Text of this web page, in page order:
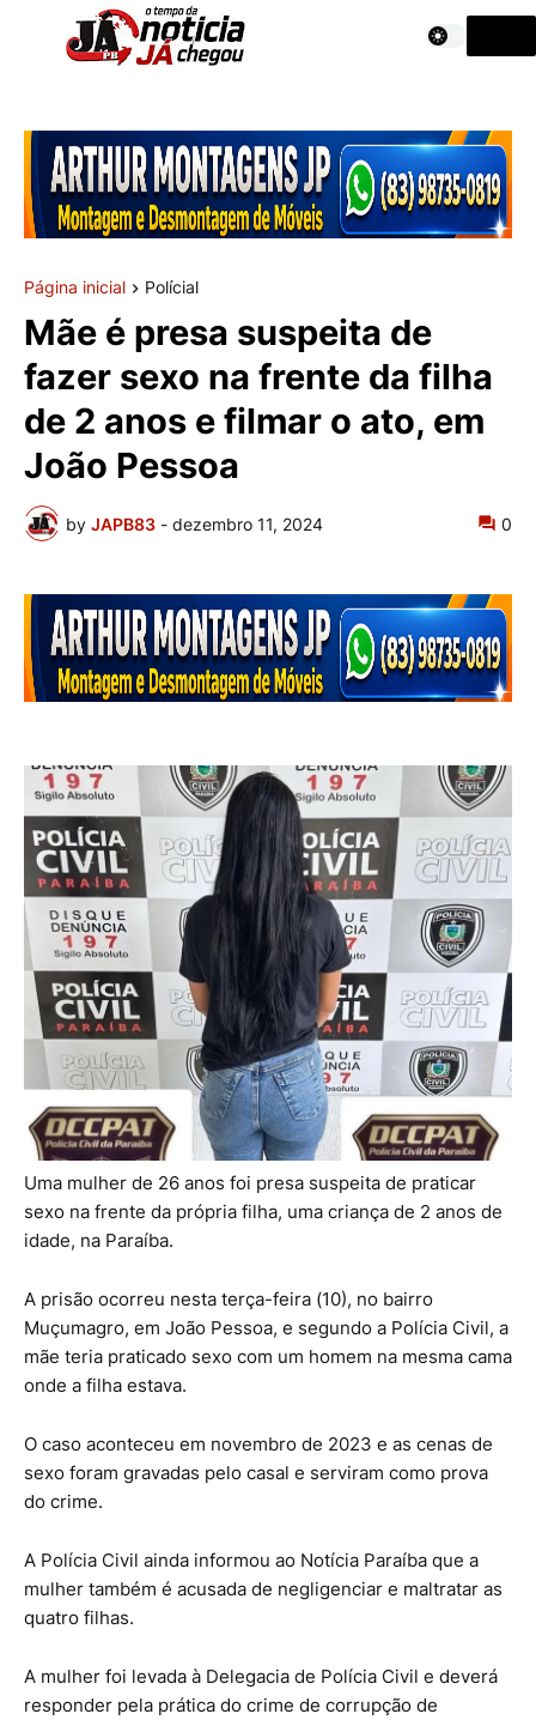
Página inicial Polícial
Mãe é presa suspeita de
fazer sexo na frente da filha
de 2 anos e filmar o ato, em
João Pessoa
by JAPB83 - dezembro 11, 2024 0
Uma mulher de 26 anos foi presa suspeita de praticar
sexo na frente da própria filha, uma criança de 2 anos de
idade, na Paraíba.
A prisão ocorreu nesta terça-feira (10), no bairro
Muçumagro, em João Pessoa, e segundo a Polícia Civil, a
mãe teria praticado sexo com um homem na mesma cama
onde a filha estava.
O caso aconteceu em novembro de 2023 e as cenas de
sexo foram gravadas pelo casal e serviram como prova
do crime.
A Polícia Civil ainda informou ao Notícia Paraíba que a
mulher também é acusada de negligenciar e maltratar as
quatro filhas.
A mulher foi levada à Delegacia de Polícia Civil e deverá
responder pela prática do crime de corrupção de